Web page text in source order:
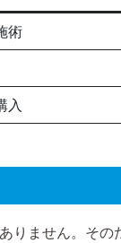
術
入
りません。その